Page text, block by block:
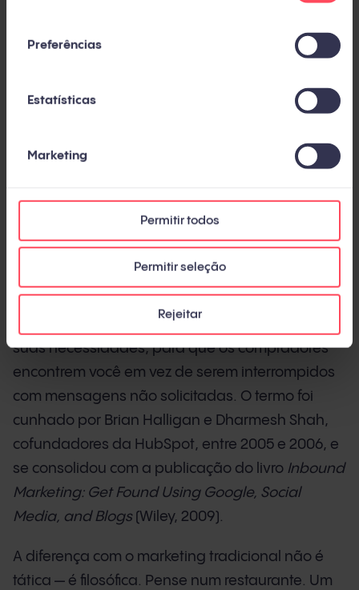
Preferências
Estatísticas
Marketing
Permitir todos
Permitir seleção
Rejeitar
Este guia oferece a visão completa e atualizada:
o que é inbound marketing hoje, como evoluiu
na última década, qual metodologia, métricas e
ferramentas você precisa, e quais erros evitar.
experiência em mais de 450 projetos ao longo
O que é inbound marketing
Inbound marketing é uma metodologia de
negócio que atrai clientes potenciais criando
conteúdo valioso e experiências adaptadas às
suas necessidades, para que os compradores
encontrem você em vez de serem interrompidos
com mensagens não solicitadas. O termo foi
cunhado por Brian Halligan e Dharmesh Shah,
cofundadores da HubSpot, entre 2005 e 2006, e
se consolidou com a publicação do livro Inbound
Marketing: Get Found Using Google, Social
Media, and Blogs(Wiley, 2009).
A diferença com o marketing tradicional não é
tática — é filosófica. Pense num restaurante. Um